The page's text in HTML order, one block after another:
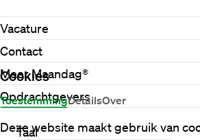
Werken
bij
Maandag®
Opdrachtgevers
Cookies
ToestemmingDetailsOver
Deze website maakt gebruik van
Vacature
Contact
Meer Maandag®
Opdrachtgevers
Taal